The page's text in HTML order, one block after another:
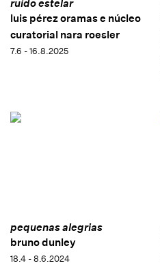
ruído estelar
luis pérez oramas e núcleo
curatorial nara roesler
7.6 - 16.8.2025
pequenas alegrias
bruno dunley
18.4 - 8.6.2024